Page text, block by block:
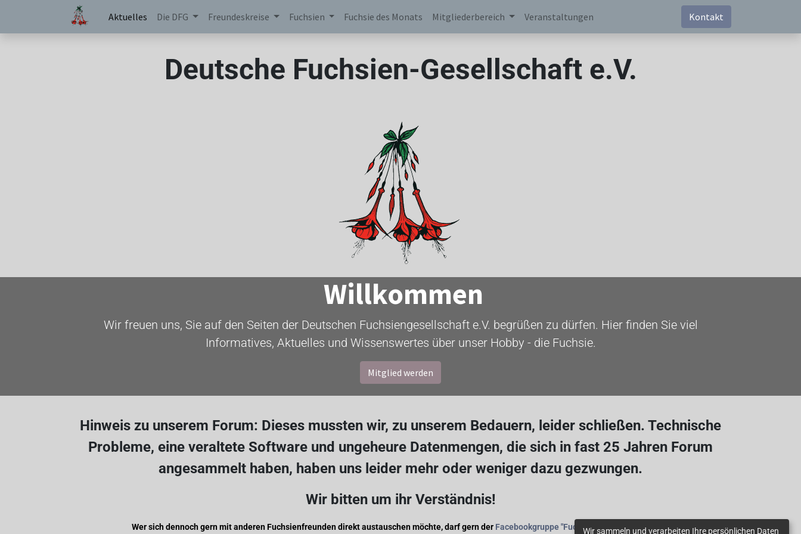
Aktuelles Die DFG Freundeskreise Fuchsien Fuchsie des Monats Mitgliederbereich Veranstaltungen Kontakt
Deutsche Fuchsien-Gesellschaft e.V.
Willkommen
Wir freuen uns, Sie auf den Seiten der Deutschen Fuchsiengesellschaft e.V. begrüßen zu dürfen. Hier finden Sie viel
Informatives, Aktuelles und Wissenswertes über unser Hobby - die Fuchsie.
Mitglied werden
Hinweis zu unserem Forum: Dieses mussten wir, zu unserem Bedauern, leider schließen. Technische
Probleme, eine veraltete Software und ungeheure Datenmengen, die sich in fast 25 Jahren Forum
angesammelt haben, haben uns leider mehr oder weniger dazu gezwungen.
Wir bitten um ihr Verständnis!
Wer sich dennoch gern mit anderen Fuchsienfreunden direkt austauschen möchte, darf gern der Facebookgruppe"Fuchsienfreunde" beitreten.
Wir sammeln und verarbeiten Ihre persönlichen Daten